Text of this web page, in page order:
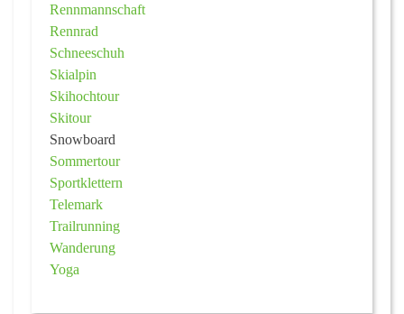
Rennmannschaft
Rennrad
Schneeschuh
Skialpin
Skihochtour
Skitour
Snowboard
Sommertour
Sportklettern
Telemark
Trailrunning
Wanderung
Yoga